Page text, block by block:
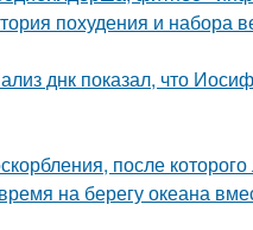
похудения и набора
днк показал, что
после
на берегу океана